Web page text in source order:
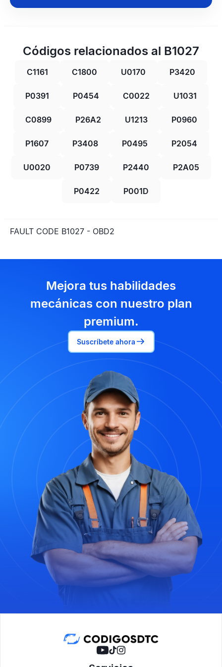
Códigos relacionados al B1027
C1161 C1800 U0170 P3420
P0391 P0454 C0022 U1031
C0899 P26A2 U1213 P0960
P1607 P3408 P0495 P2054
U0020 P0739 P2440 P2A05
P0422 P001D
FAULT CODE B1027 - OBD2
Mejora tus habilidades
mecánicas con nuestro plan
premium.
Suscríbete ahora